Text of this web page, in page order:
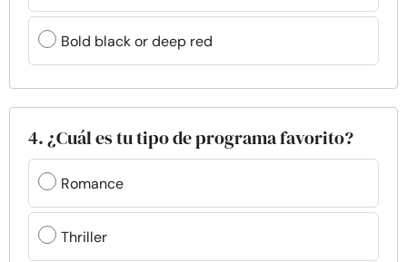
Bold black or deep red
4. ¿Cuál es tu tipo de programa favorito?
Romance
Thriller